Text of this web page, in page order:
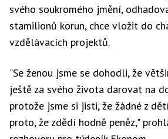
svého soukromého jmění,
stamilionů korun, chce vložit do
vzdělávacích projektů.
"Se ženou jsme se dohodli, že
ještě za svého života darovat na
protože jsme si jisti, že žádné z
proto, že zdědí hodně peněz,"